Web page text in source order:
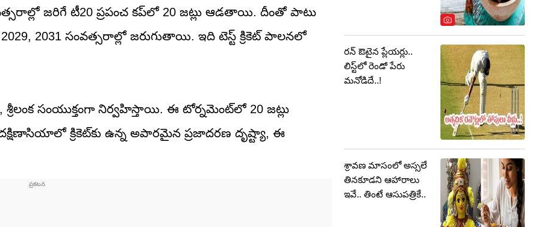
జరిగే టీ20 ప్రపంచ కప్‌లో 20 జట్లు ఆడతాయి. దీంతో పాటు
2031 సంవత్సరాల్లో జరుగుతాయి. ఇది టెస్ట్ క్రికెట్ పాలనలో
సంయుక్తంగా నిర్వహిస్తాయి. ఈ టోర్నమెంట్‌లో 20 జట్లు
క్రికెట్‌కు ఉన్న అపారమైన ప్రజాదరణ దృష్ట్యా, ఈ
రన్ ఔటైన ప్లేయర్లు..
లిస్ట్‌లో రెండో పేరు
మనోడిదే..!
శ్రావణ మాసంలో అస్సలే
తినకూడని ఆహారాలు
ఇవే.. తింటే ఆసుపత్రికే..